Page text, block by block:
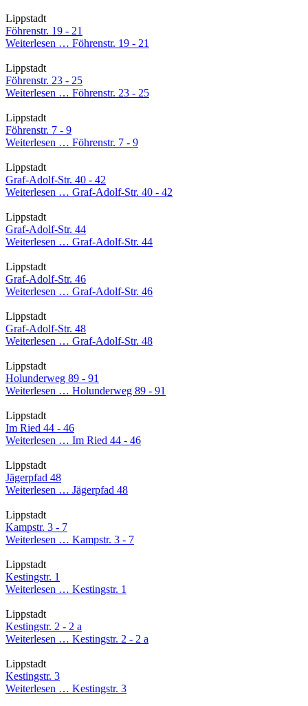
Lippstadt
Föhrenstr. 19 - 21
Weiterlesen … Föhrenstr. 19 - 21
Lippstadt
Föhrenstr. 23 - 25
Weiterlesen … Föhrenstr. 23 - 25
Lippstadt
Föhrenstr. 7 - 9
Weiterlesen … Föhrenstr. 7 - 9
Lippstadt
Graf-Adolf-Str. 40 - 42
Weiterlesen … Graf-Adolf-Str. 40 - 42
Lippstadt
Graf-Adolf-Str. 44
Weiterlesen … Graf-Adolf-Str. 44
Lippstadt
Graf-Adolf-Str. 46
Weiterlesen … Graf-Adolf-Str. 46
Lippstadt
Graf-Adolf-Str. 48
Weiterlesen … Graf-Adolf-Str. 48
Lippstadt
Holunderweg 89 - 91
Weiterlesen … Holunderweg 89 - 91
Lippstadt
Im Ried 44 - 46
Weiterlesen … Im Ried 44 - 46
Lippstadt
Jägerpfad 48
Weiterlesen … Jägerpfad 48
Lippstadt
Kampstr. 3 - 7
Weiterlesen … Kampstr. 3 - 7
Lippstadt
Kestingstr. 1
Weiterlesen … Kestingstr. 1
Lippstadt
Kestingstr. 2 - 2 a
Weiterlesen … Kestingstr. 2 - 2 a
Lippstadt
Kestingstr. 3
Weiterlesen … Kestingstr. 3